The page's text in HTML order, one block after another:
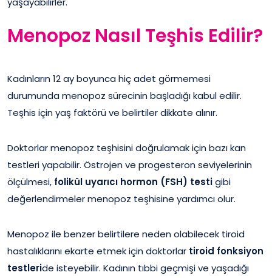
Menopoz Nasıl Teşhis Edilir?
Kadınların 12 ay boyunca hiç adet görmemesi
durumunda menopoz sürecinin başladığı kabul edilir.
Teşhis için yaş faktörü ve belirtiler dikkate alınır.
Doktorlar menopoz teşhisini doğrulamak için bazı kan
testleri yapabilir. Östrojen ve progesteron seviyelerinin
ölçülmesi, folikül uyarıcı hormon (FSH) testigibi
değerlendirmeler menopoz teşhisine yardımcı olur.
Menopoz ile benzer belirtilere neden olabilecek tiroid
hastalıklarını ekarte etmek için doktorlar tiroid fonksiyon
testleride isteyebilir. Kadının tıbbi geçmişi ve yaşadığı